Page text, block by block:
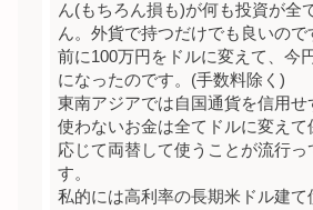
ん(もちろん損も)が何も投資が全
ん。外貨で持つだけでも良いの
前に100万円をドルに変えて、今
になったのです。(手数料除く)
東南アジアでは自国通貨を信用せ
使わないお金は全てドルに変えて
応じて両替して使うことが流行っ
す。
私的には高利率の長期米ドル建て